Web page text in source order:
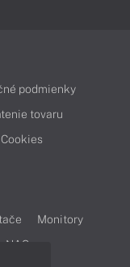
podmienky
tovaru
Cookies
Monitory
NAS